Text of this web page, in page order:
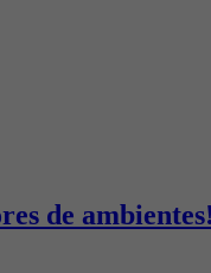
de ambientes!